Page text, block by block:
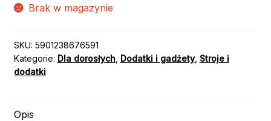
Brak w magazynie
SKU: 5901238676591
Kategorie: Dla dorosłych, Dodatki i gadżety, Stroje i
dodatki
Opis